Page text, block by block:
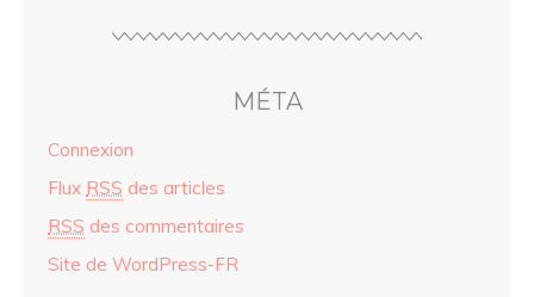
MÉTA
Connexion
Flux RSS des articles
RSS des commentaires
Site de WordPress-FR